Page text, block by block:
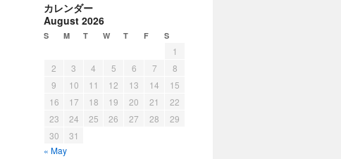
カレンダー
August 2026
S M T W T F S
1
2
3 4 5 6 7
8
9
10 11 12 13 14
15
16
17 18 19 20 21
22
23
24 25 26 27 28
29
30
31
« May